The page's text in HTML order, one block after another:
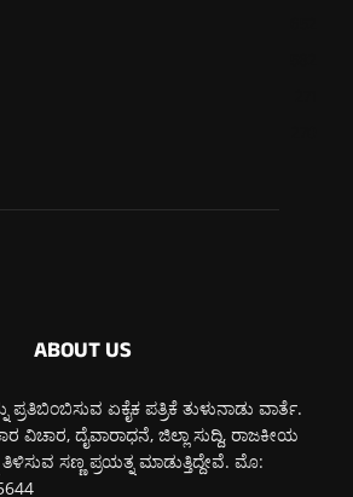
ABOUT US
ಪ್ರತಿಬಿಂಬಿಸುವ ಏಕೈಕ ಪತ್ರಿಕೆ ತುಳುನಾಡು ವಾರ್ತೆ.
ವಿಚಾರ, ದೈವಾರಾಧನೆ, ಜಿಲ್ಲಾ ಸುದ್ದಿ, ರಾಜಕೀಯ
ತಿಳಿಸುವ ಸಣ್ಣ ಪ್ರಯತ್ನ ಮಾಡುತ್ತಿದ್ದೇವೆ. ಮೊ: